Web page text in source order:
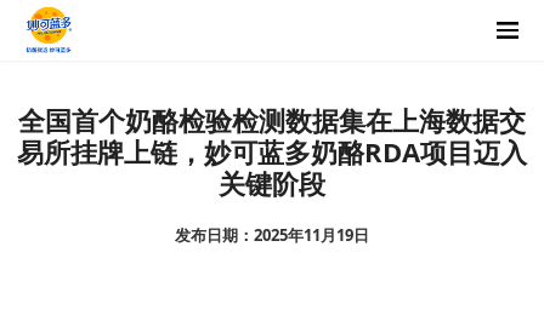
全国首个奶酪检验检测数据集在上海数据交
易所挂牌上链，妙可蓝多奶酪RDA项目迈入
关键阶段
发布日期：2025年11月19日